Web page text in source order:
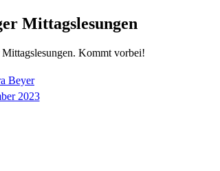
Mittagslesungen
Kommt vorbei!
Beyer
2023